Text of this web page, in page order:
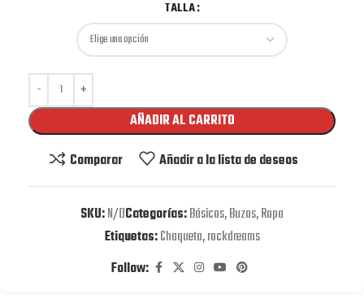
TALLA
AÑADIR AL CARRITO
Comparar
Añadir a la lista de deseos
SKU:N/DCategorías:Básicos,Buzos,Ropa
Etiquetas:Chaqueta,rockdreams
Follow: